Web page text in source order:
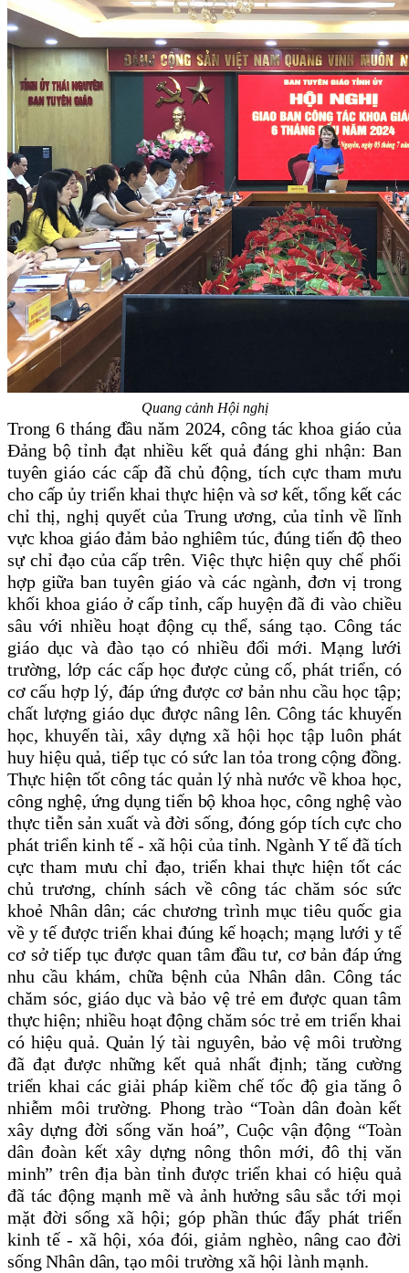
Quang cảnh Hội nghị
Trong 6 tháng đầu năm 2024, công tác khoa giáo của
Đảng bộ tỉnh đạt nhiều kết quả đáng ghi nhận: Ban
tuyên giáo các cấp đã chủ động, tích cực tham mưu
cho cấp ủy triển khai thực hiện và sơ kết, tổng kết các
chỉ thị, nghị quyết của Trung ương, của tỉnh về lĩnh
vực khoa giáo đảm bảo nghiêm túc, đúng tiến độ theo
sự chỉ đạo của cấp trên. Việc thực hiện quy chế phối
hợp giữa ban tuyên giáo và các ngành, đơn vị trong
khối khoa giáo ở cấp tỉnh, cấp huyện đã đi vào chiều
sâu với nhiều hoạt động cụ thể, sáng tạo. Công tác
giáo dục và đào tạo có nhiều đổi mới. Mạng lưới
trường, lớp các cấp học được củng cố, phát triển, có
cơ cấu hợp lý, đáp ứng được cơ bản nhu cầu học tập;
chất lượng giáo dục được nâng lên. Công tác khuyến
học, khuyến tài, xây dựng xã hội học tập luôn phát
huy hiệu quả, tiếp tục có sức lan tỏa trong cộng đồng.
Thực hiện tốt công tác quản lý nhà nước về khoa học,
công nghệ, ứng dụng tiến bộ khoa học, công nghệ vào
thực tiễn sản xuất và đời sống, đóng góp tích cực cho
phát triển kinh tế - xã hội của tỉnh. Ngành Y tế đã tích
cực tham mưu chỉ đạo, triển khai thực hiện tốt các
chủ trương, chính sách về công tác chăm sóc sức
khoẻ Nhân dân; các chương trình mục tiêu quốc gia
về y tế được triển khai đúng kế hoạch; mạng lưới y tế
cơ sở tiếp tục được quan tâm đầu tư, cơ bản đáp ứng
nhu cầu khám, chữa bệnh của Nhân dân. Công tác
chăm sóc, giáo dục và bảo vệ trẻ em được quan tâm
thực hiện; nhiều hoạt động chăm sóc trẻ em triển khai
có hiệu quả. Quản lý tài nguyên, bảo vệ môi trường
đã đạt được những kết quả nhất định; tăng cường
triển khai các giải pháp kiềm chế tốc độ gia tăng ô
nhiễm môi trường. Phong trào “Toàn dân đoàn kết
xây dựng đời sống văn hoá”, Cuộc vận động “Toàn
dân đoàn kết xây dựng nông thôn mới, đô thị văn
minh” trên địa bàn tỉnh được triển khai có hiệu quả
đã tác động mạnh mẽ và ảnh hưởng sâu sắc tới mọi
mặt đời sống xã hội; góp phần thúc đẩy phát triển
kinh tế - xã hội, xóa đói, giảm nghèo, nâng cao đời
sống Nhân dân, tạo môi trường xã hội lành mạnh.